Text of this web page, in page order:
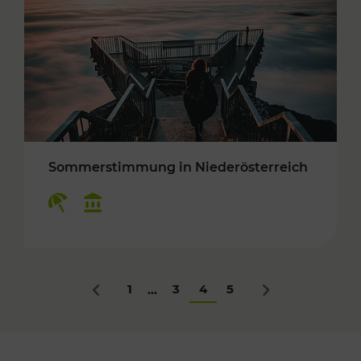
Sommerstimmung in Niederösterreich
Zurück
1 ... 3 4 5 Nächstes